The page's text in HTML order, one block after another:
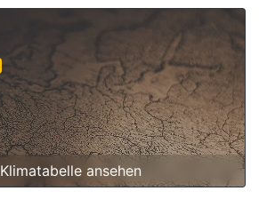
Klimatabelle ansehen